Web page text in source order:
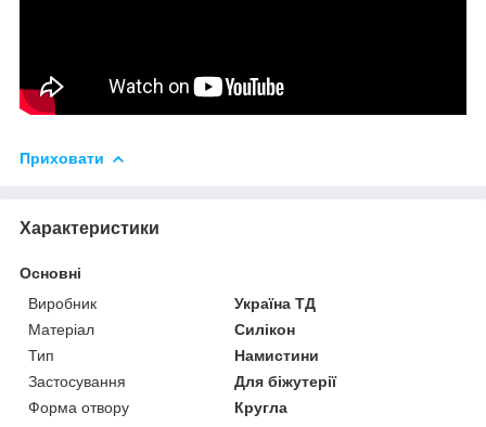
Приховати
Характеристики
Основні
Виробник
Україна ТД
Матеріал
Силікон
Тип
Намистини
Застосування
Для біжутерії
Форма отвору
Кругла